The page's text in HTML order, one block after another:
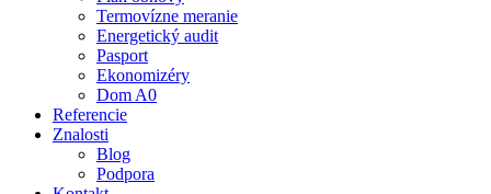
Termovízne meranie
Energetický audit
Pasport
Ekonomizéry
Dom A0
Referencie
Znalosti
Blog
Podpora